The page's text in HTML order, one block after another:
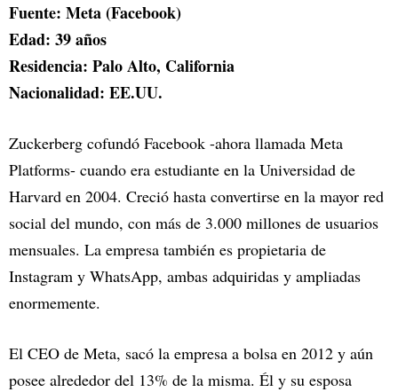
Fuente: Meta (Facebook)
Edad: 39 años
Residencia: Palo Alto, California
Nacionalidad: EE.UU.
Zuckerberg cofundó Facebook -ahora llamada Meta
Platforms- cuando era estudiante en la Universidad de
Harvard en 2004. Creció hasta convertirse en la mayor red
social del mundo, con más de 3.000 millones de usuarios
mensuales. La empresa también es propietaria de
Instagram y WhatsApp, ambas adquiridas y ampliadas
enormemente.
El CEO de Meta, sacó la empresa a bolsa en 2012 y aún
posee alrededor del 13% de la misma. Él y su esposa